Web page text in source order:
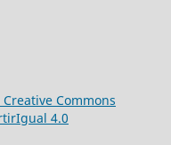
Creative Commons
4.0